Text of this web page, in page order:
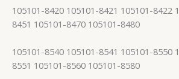
105101-8420 105101-8421 105101-8422
8451 105101-8470 105101-8480
105101-8540 105101-8541 105101-8550
8551 105101-8560 105101-8580